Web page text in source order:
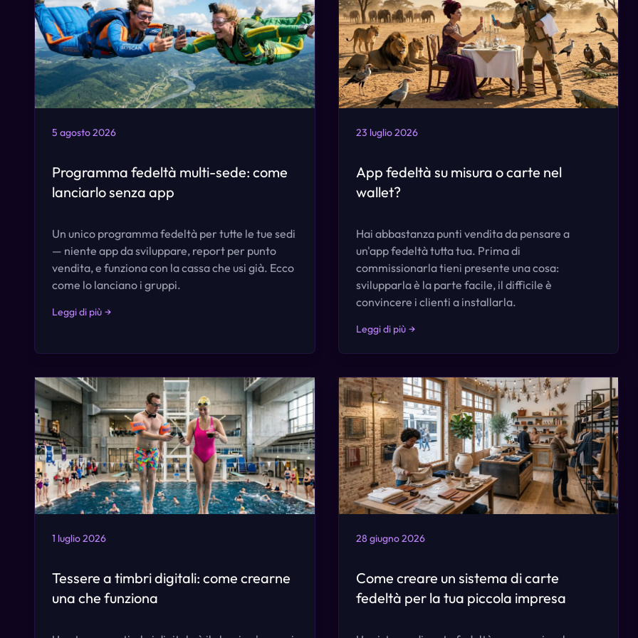
5 agosto 2026
Programma fedeltà multi-sede: come
lanciarlo senza app
Un unico programma fedeltà per tutte le tue sedi
— niente app da sviluppare, report per punto
vendita, e funziona con la cassa che usi già. Ecco
come lo lanciano i gruppi.
Leggi di più →
23 luglio 2026
App fedeltà su misura o carte nel
wallet?
Hai abbastanza punti vendita da pensare a
un'app fedeltà tutta tua. Prima di
commissionarla tieni presente una cosa:
svilupparla è la parte facile, il difficile è
convincere i clienti a installarla.
Leggi di più →
1 luglio 2026
Tessere a timbri digitali: come crearne
una che funziona
28 giugno 2026
Come creare un sistema di carte
fedeltà per la tua piccola impresa